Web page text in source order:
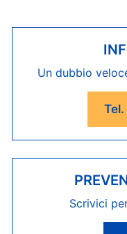
Un dubbio
Scrivici